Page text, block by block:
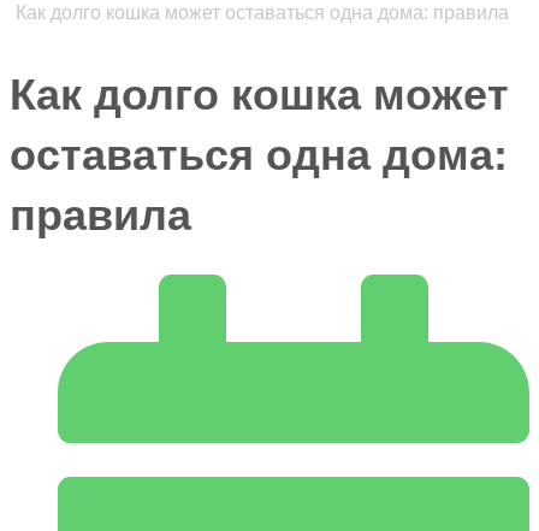
Как долго кошка может оставаться одна дома: правила
Как долго кошка может
оставаться одна дома:
правила